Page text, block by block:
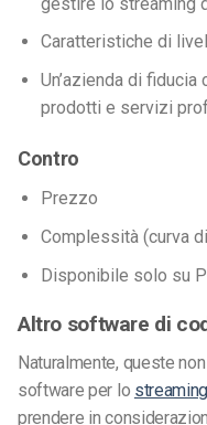
Caratteristiche di
Un’azienda di fiducia
prodotti e servizi
Contro
Prezzo
Complessità (curva
Disponibile solo su
Altro software di
Naturalmente, queste
software per lo
prendere in